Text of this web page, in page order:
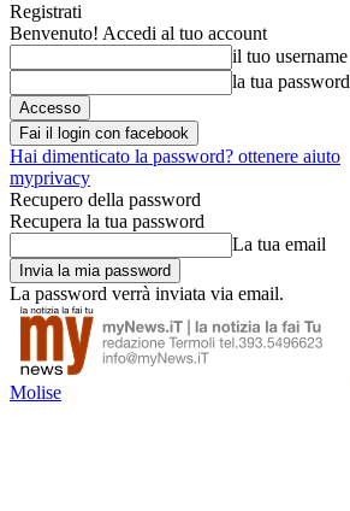
Registrati
Benvenuto! Accedi al tuo account
il tuo username
la tua password
Fai il login con facebook
Hai dimenticato la password? ottenere aiuto
myprivacy
Recupero della password
Recupera la tua password
La tua email
La password verrà inviata via email.
Molise